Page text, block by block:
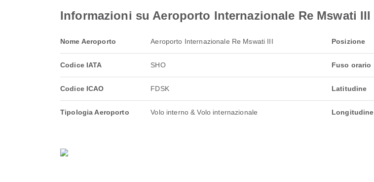
Informazioni su Aeroporto Internazionale Re Mswati III
Nome Aeroporto Aeroporto Internazionale Re Mswati III
Codice IATA SHO
Codice ICAO FDSK
Tipologia Aeroporto Volo interno & Volo internazionale
Posizione
Fuso orario
Latitudine
Longitudine